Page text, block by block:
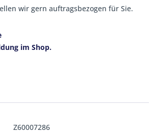
wir gern auftragsbezogen für Sie.
im Shop.
Z60007286